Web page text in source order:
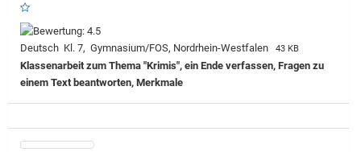
Deutsch Kl. 7, Gymnasium/FOS, Nordrhein-Westfalen 43 KB
Klassenarbeit zum Thema "Krimis", ein Ende verfassen, Fragen zu
einem Text beantworten, Merkmale